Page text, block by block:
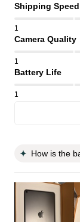
Shipping Speed
1
Camera Quality
1
Battery Life
1
How is the